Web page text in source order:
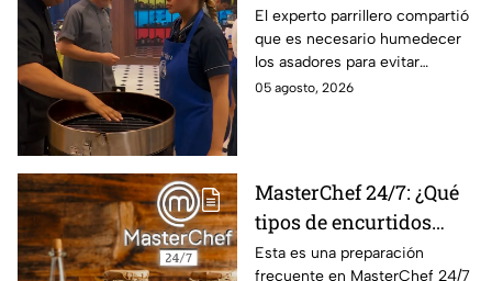
24/7 destaca la
importancia del agua
para la preparación de
cualquier asado
El experto parrillero compartió
que es necesario humedecer
los asadores para evitar
accidentes
05 agosto, 2026
MasterChef 24/7: ¿Qué
tipos de encurtidos
hay?
Esta es una preparación
frecuente en MasterChef 24/7